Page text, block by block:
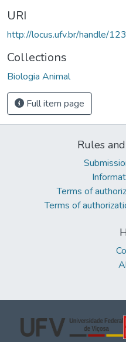
URI
http://locus.ufv.br/handle/
Collections
Biologia Animal
Full item page
Rules
Terms of
Terms of